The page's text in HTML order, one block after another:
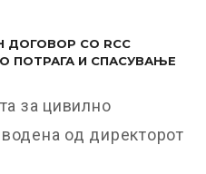
СО RCC
ПОТРАГА И СПАСУВАЊЕ
за цивилно
од директорот